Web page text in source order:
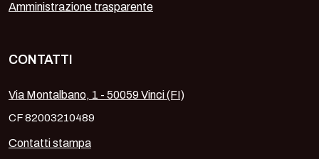
Amministrazione trasparente
CONTATTI
Via Montalbano, 1 - 50059 Vinci (FI)
CF 82003210489
Contatti stampa